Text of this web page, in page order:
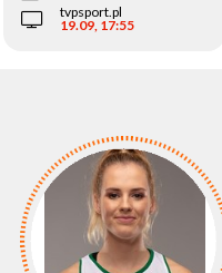
tvpsport.pl
19.09, 17:55